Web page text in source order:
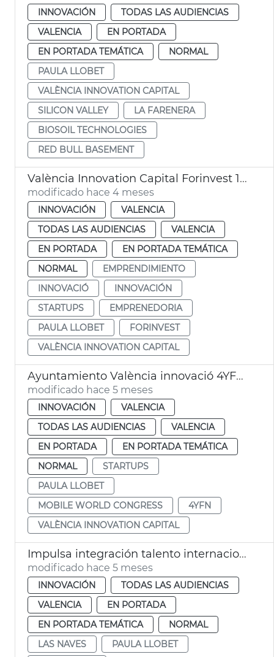
INNOVACIÓN
TODAS LAS AUDIENCIAS
VALENCIA
EN PORTADA
EN PORTADA TEMÁTICA
NORMAL
PAULA LLOBET
VALÈNCIA INNOVATION CAPITAL
SILICON VALLEY
LA FARENERA
BIOSOIL TECHNOLOGIES
RED BULL BASEMENT
València Innovation Capital Forinvest 15 startups
modificado hace 4 meses
INNOVACIÓN
VALENCIA
TODAS LAS AUDIENCIAS
VALENCIA
EN PORTADA
EN PORTADA TEMÁTICA
NORMAL
EMPRENDIMIENTO
INNOVACIÓ
INNOVACIÓN
STARTUPS
EMPRENEDORIA
PAULA LLOBET
FORINVEST
VALÈNCIA INNOVATION CAPITAL
Ayuntamiento València innovació 4YFN Mobile World Congress
modificado hace 5 meses
INNOVACIÓN
VALENCIA
TODAS LAS AUDIENCIAS
VALENCIA
EN PORTADA
EN PORTADA TEMÁTICA
NORMAL
STARTUPS
PAULA LLOBET
MOBILE WORLD CONGRESS
4YFN
VALÈNCIA INNOVATION CAPITAL
Impulsa integración talento internacional València Nomads Hub
modificado hace 5 meses
INNOVACIÓN
TODAS LAS AUDIENCIAS
VALENCIA
EN PORTADA
EN PORTADA TEMÁTICA
NORMAL
LAS NAVES
PAULA LLOBET